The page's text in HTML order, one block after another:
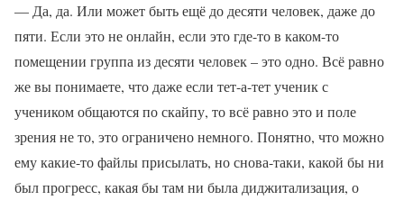
— Да, да. Или может быть ещё до десяти человек, даже до
пяти. Если это не онлайн, если это где-то в каком-то
помещении группа из десяти человек – это одно. Всё равно
же вы понимаете, что даже если тет-а-тет ученик с
учеником общаются по скайпу, то всё равно это и поле
зрения не то, это ограничено немного. Понятно, что можно
ему какие-то файлы присылать, но снова-таки, какой бы ни
был прогресс, какая бы там ни была диджитализация, о